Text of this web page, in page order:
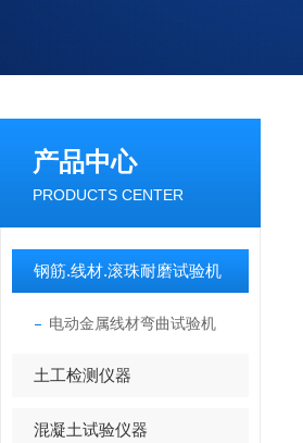
产品中心
PRODUCTS CENTER
钢筋.线材.滚珠耐磨试验机
电动金属线材弯曲试验机
土工检测仪器
混凝土试验仪器